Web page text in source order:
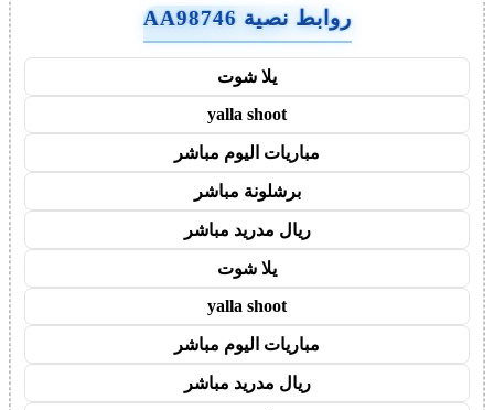
روابط نصية AA98746
يلا شوت
yalla shoot
مباريات اليوم مباشر
برشلونة مباشر
ريال مدريد مباشر
يلا شوت
yalla shoot
مباريات اليوم مباشر
ريال مدريد مباشر